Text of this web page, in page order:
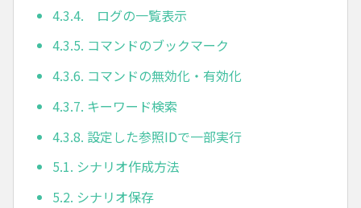
4.3.4. ログの一覧表示
4.3.5. コマンドのブックマーク
4.3.6. コマンドの無効化・有効化
4.3.7. キーワード検索
4.3.8. 設定した参照IDで一部実行
5.1. シナリオ作成方法
5.2. シナリオ保存